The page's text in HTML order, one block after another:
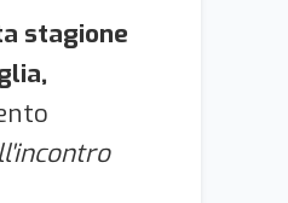
stagione